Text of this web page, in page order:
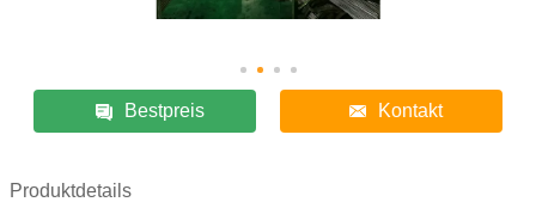
Bestpreis Kontakt
Produktdetails